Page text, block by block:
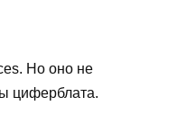
. Но оно не
циферблата.